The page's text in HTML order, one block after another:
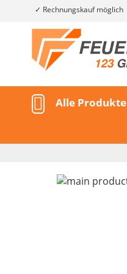
Rechnungskauf möglich
Alle Produkte
Skip